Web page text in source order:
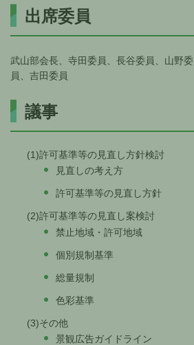
出席委員
武山部会長、寺田委員、長谷委員、山野
員、吉田委員
議事
(1)許可基準等の見直し方針検討
見直しの考え方
許可基準等の見直し方針
(2)許可基準等の見直し案検討
禁止地域・許可地域
個別規制基準
総量規制
色彩基準
(3)その他
景観広告ガイドライン